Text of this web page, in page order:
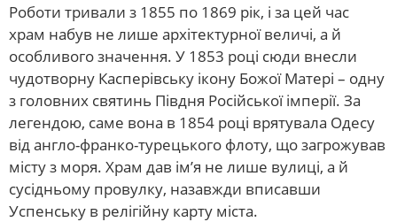
Роботи тривали з 1855 по 1869 рік, і за цей час
храм набув не лише архітектурної величі, а й
особливого значення. У 1853 році сюди внесли
чудотворну Касперівську ікону Божої Матері – одну
з головних святинь Півдня Російської імперії. За
легендою, саме вона в 1854 році врятувала Одесу
від англо-франко-турецького флоту, що загрожував
місту з моря. Храм дав ім’я не лише вулиці, а й
сусідньому провулку, назавжди вписавши
Успенську в релігійну карту міста.